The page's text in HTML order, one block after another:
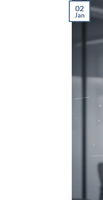
02
Jan